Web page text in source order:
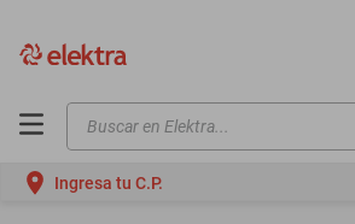
Buscar en Elektra...
Ingresa tu C.P.
motos